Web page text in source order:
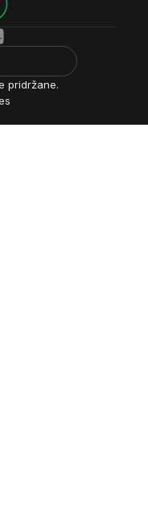
pridržane.